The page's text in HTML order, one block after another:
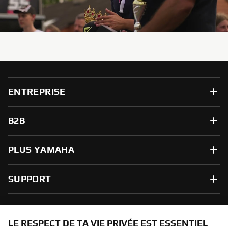
ENTREPRISE
B2B
PLUS YAMAHA
SUPPORT
LE RESPECT DE TA VIE PRIVÉE EST ESSENTIEL